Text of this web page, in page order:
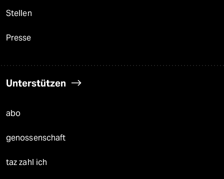
Stellen
Presse
Unterstützen
abo
genossenschaft
taz zahl ich